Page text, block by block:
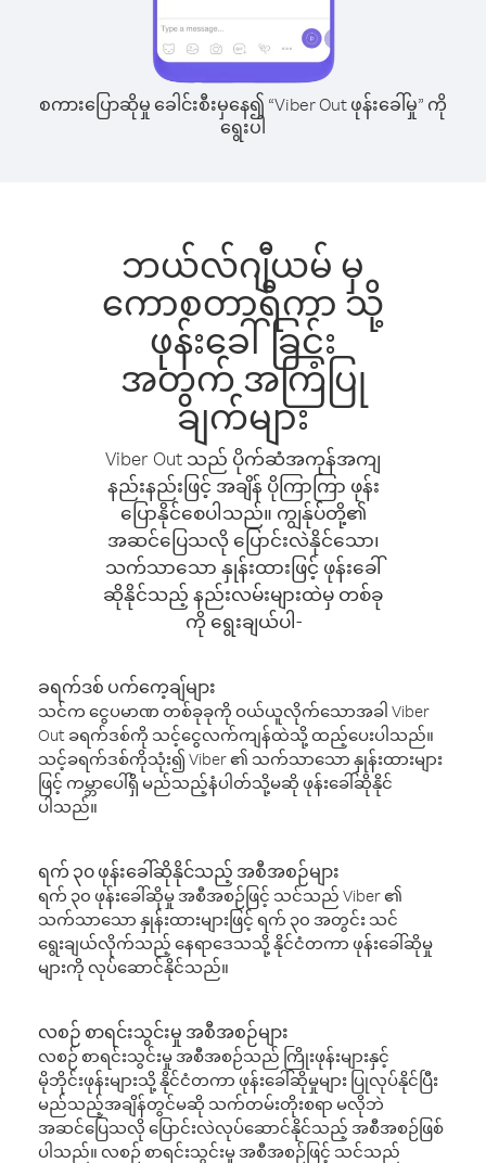
စကားပြောဆိုမှု ခေါင်းစီးမှနေ၍ “Viber Out ဖုန်းခေါ်မှု” ကို
ရွေးပါ
ဘယ်လ်ဂျီယမ် မှ
ကောစတာရီကာ သို့
ဖုန်းခေါ်ခြင်း
အတွက် အကြံပြု
ချက်များ
Viber Out သည် ပိုက်ဆံအကုန်အကျ
နည်းနည်းဖြင့် အချိန် ပိုကြာကြာ ဖုန်း
ပြောနိုင်စေပါသည်။ ကျွန်ုပ်တို့၏
အဆင်ပြေသလို ပြောင်းလဲနိုင်သော၊
သက်သာသော နှုန်းထားဖြင့် ဖုန်းခေါ်
ဆိုနိုင်သည့် နည်းလမ်းများထဲမှ တစ်ခု
ကို ရွေးချယ်ပါ-
ခရက်ဒစ် ပက်ကေ့ချ်များ
သင်က ငွေပမာဏ တစ်ခုခုကို ဝယ်ယူလိုက်သောအခါ Viber
Out ခရက်ဒစ်ကို သင့်ငွေလက်ကျန်ထဲသို့ ထည့်ပေးပါသည်။
သင့်ခရက်ဒစ်ကိုသုံး၍ Viber ၏ သက်သာသော နှုန်းထားများ
ဖြင့် ကမ္ဘာပေါ်ရှိ မည်သည့်နံပါတ်သို့မဆို ဖုန်းခေါ်ဆိုနိုင်
ပါသည်။
ရက် ၃၀ ဖုန်းခေါ်ဆိုနိုင်သည့် အစီအစဉ်များ
ရက် ၃၀ ဖုန်းခေါ်ဆိုမှု အစီအစဉ်ဖြင့် သင်သည် Viber ၏
သက်သာသော နှုန်းထားများဖြင့် ရက် ၃၀ အတွင်း သင်
ရွေးချယ်လိုက်သည့် နေရာဒေသသို့ နိုင်ငံတကာ ဖုန်းခေါ်ဆိုမှု
များကို လုပ်ဆောင်နိုင်သည်။
လစဉ် စာရင်းသွင်းမှု အစီအစဉ်များ
လစဉ် စာရင်းသွင်းမှု အစီအစဉ်သည် ကြိုးဖုန်းများနှင့်
မိုဘိုင်းဖုန်းများသို့ နိုင်ငံတကာ ဖုန်းခေါ်ဆိုမှုများ ပြုလုပ်နိုင်ပြီး
မည်သည့်အချိန်တွင်မဆို သက်တမ်းတိုးစရာ မလိုဘဲ
အဆင်ပြေသလို ပြောင်းလဲလုပ်ဆောင်နိုင်သည့် အစီအစဉ်ဖြစ်
ပါသည်။ လစဉ် စာရင်းသွင်းမှု အစီအစဉ်ဖြင့် သင်သည်